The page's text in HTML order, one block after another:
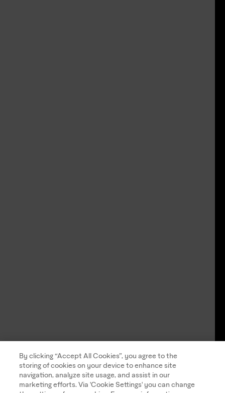
By clicking “Accept All Cookies”, you agree to the
storing of cookies on your device to enhance site
navigation, analyze site usage, and assist in our
marketing efforts. Via 'Cookie Settings' you can change